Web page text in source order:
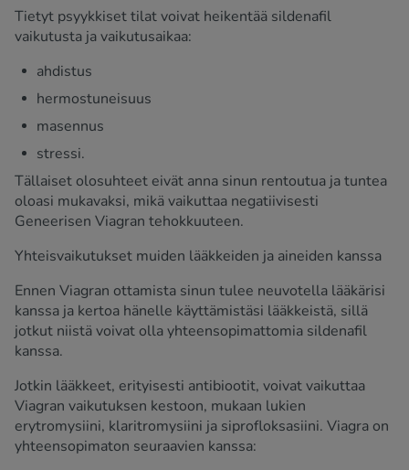
Tietyt psyykkiset tilat voivat heikentää sildenafil
vaikutusta ja vaikutusaikaa:
ahdistus
hermostuneisuus
masennus
stressi.
Tällaiset olosuhteet eivät anna sinun rentoutua ja tuntea
oloasi mukavaksi, mikä vaikuttaa negatiivisesti
Geneerisen Viagran tehokkuuteen.
Yhteisvaikutukset muiden lääkkeiden ja aineiden kanssa
Ennen Viagran ottamista sinun tulee neuvotella lääkärisi
kanssa ja kertoa hänelle käyttämistäsi lääkkeistä, sillä
jotkut niistä voivat olla yhteensopimattomia sildenafil
kanssa.
Jotkin lääkkeet, erityisesti antibiootit, voivat vaikuttaa
Viagran vaikutuksen kestoon, mukaan lukien
erytromysiini, klaritromysiini ja siprofloksasiini. Viagra on
yhteensopimaton seuraavien kanssa: